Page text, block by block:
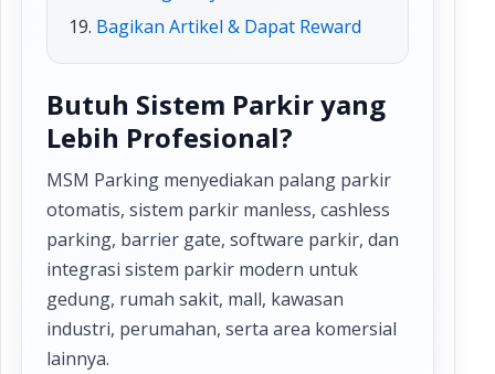
Bagikan Artikel & Dapat Reward
Butuh Sistem Parkir yang
Lebih Profesional?
MSM Parking menyediakan palang parkir
otomatis, sistem parkir manless, cashless
parking, barrier gate, software parkir, dan
integrasi sistem parkir modern untuk
gedung, rumah sakit, mall, kawasan
industri, perumahan, serta area komersial
lainnya.